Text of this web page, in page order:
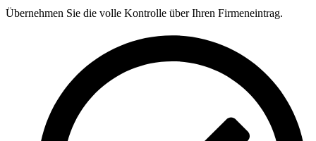
Übernehmen Sie die volle Kontrolle über Ihren Firmeneintrag.